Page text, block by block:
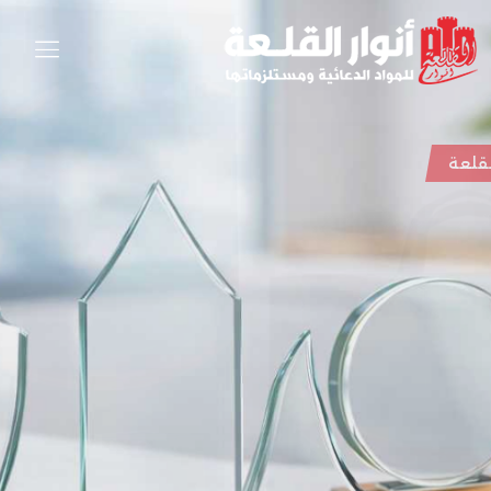
أنوار القلعة
دروعك.. بهيبة وجودة تليق
باسمك
متكاملة من الدروع التقديرية بأشكال
متعددة، مع قواعد أنيقة (خشب/رخام/
وخيارات طباعة ونقش احترافية، مصممة
التكريمات والفعاليات والشركات.